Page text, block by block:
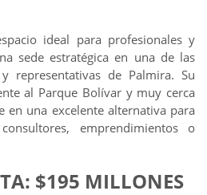
ideal para profesionales y
sede estratégica en una de las
representativas de Palmira. Su
al Parque Bolívar y muy cerca
en una excelente alternativa para
emprendimientos o
$195 MILLONES